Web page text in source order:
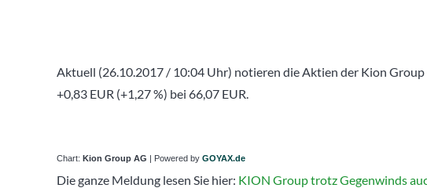
Aktuell (26.10.2017 / 10:04 Uhr) notieren die Aktien der Kion
+0,83 EUR (+1,27 %) bei 66,07 EUR.
Chart: Kion Group AG | Powered by GOYAX.de
Die ganze Meldung lesen Sie hier: KION Group trotz Gegenwinds